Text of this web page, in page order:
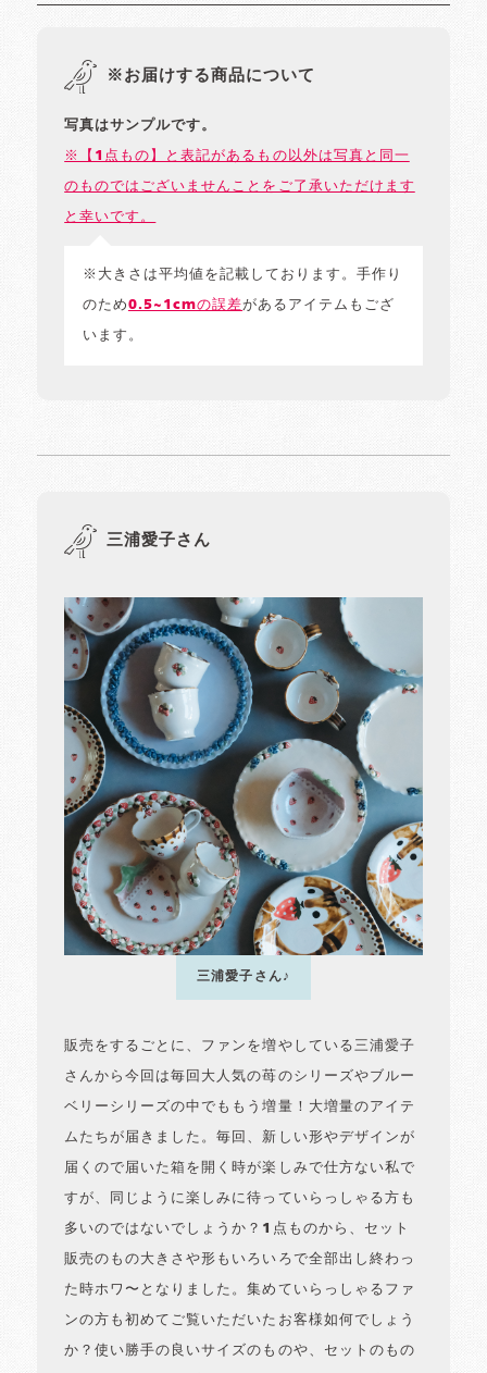
※お届けする商品について
写真はサンプルです。
※【1点もの】と表記があるもの以外は写真と同一
のものではございませんことをご了承いただけます
と幸いです。
※大きさは平均値を記載しております。手作り
のため0.5~1cmの誤差があるアイテムもござ
います。
三浦愛子さん
三浦愛子さん♪
販売をするごとに、ファンを増やしている三浦愛子
さんから今回は毎回大人気の苺のシリーズやブルー
ベリーシリーズの中でももう増量！大増量のアイテ
ムたちが届きました。毎回、新しい形やデザインが
届くので届いた箱を開く時が楽しみで仕方ない私で
すが、同じように楽しみに待っていらっしゃる方も
多いのではないでしょうか？1点ものから、セット
販売のもの大きさや形もいろいろで全部出し終わっ
た時ホワ〜となりました。集めていらっしゃるファ
ンの方も初めてご覧いただいたお客様如何でしょう
か？使い勝手の良いサイズのものや、セットのもの